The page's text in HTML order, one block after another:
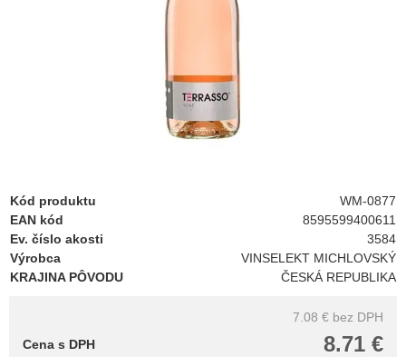
Kód produktu
WM-0877
EAN kód
8595599400611
Ev. číslo akosti
3584
Výrobca
VINSELEKT MICHLOVSKÝ
KRAJINA PÔVODU
ČESKÁ REPUBLIKA
7.08 € bez DPH
8.71 €
Cena s DPH